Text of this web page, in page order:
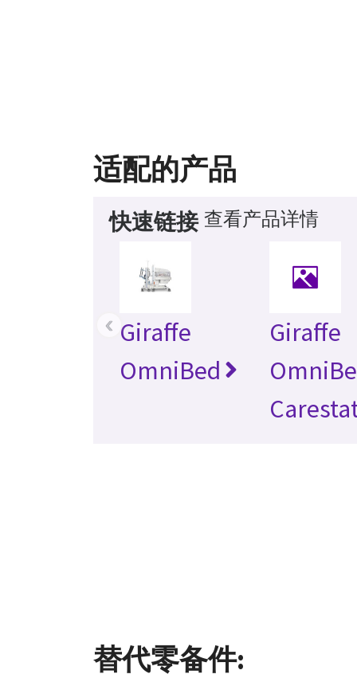
适配的产品
快速链接 查看产品详情
Giraffe
OmniBed
Giraffe
‹
替代零备件: